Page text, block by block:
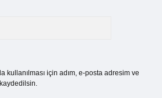
kullanılması için adım, e-posta adresim ve